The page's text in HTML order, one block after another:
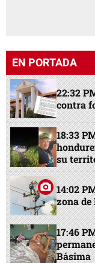
EN PORTADA
22:32
contra
18:33
su
14:02
zona de
17:46
Básima